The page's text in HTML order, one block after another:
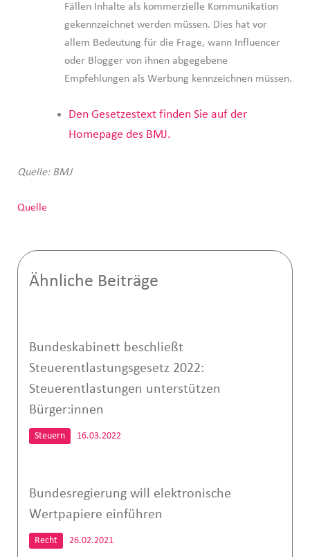
Fällen Inhalte als kommerzielle Kommunikation
gekennzeichnet werden müssen. Dies hat vor
allem Bedeutung für die Frage, wann Influencer
oder Blogger von ihnen abgegebene
Empfehlungen als Werbung kennzeichnen müssen.
Den Gesetzestext finden Sie auf der
Homepage des BMJ.
Quelle: BMJ
Quelle
Ähnliche Beiträge
Bundeskabinett beschließt
Steuerentlastungsgesetz 2022:
Steuerentlastungen unterstützen
Bürger:innen
Steuern 16.03.2022
Bundesregierung will elektronische
Wertpapiere einführen
Recht 26.02.2021